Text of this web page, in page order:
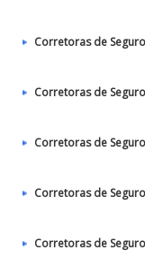
Corretoras de
Corretoras de
Corretoras de
Corretoras de
Corretoras de